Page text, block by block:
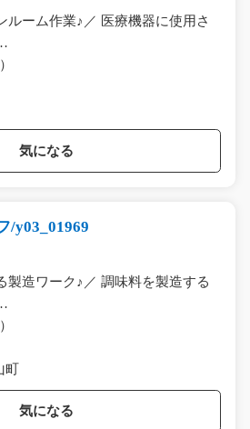
ルーム作業♪／ 医療機器に使用さ
気になる
/y03_01969
製造ワーク♪／ 調味料を製造する
町
気になる